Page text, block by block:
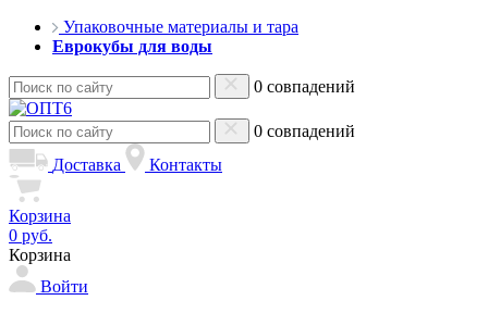
Упаковочные материалы и тара
Еврокубы для воды
0 совпадений
0 совпадений
Доставка
Контакты
Корзина
0 руб.
Корзина
Войти